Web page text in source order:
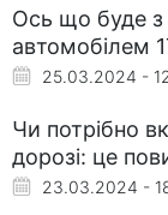
Ось що буде з
автомобілем
25.03.2024 -
Чи потрібно
дорозі: це
23.03.2024 -